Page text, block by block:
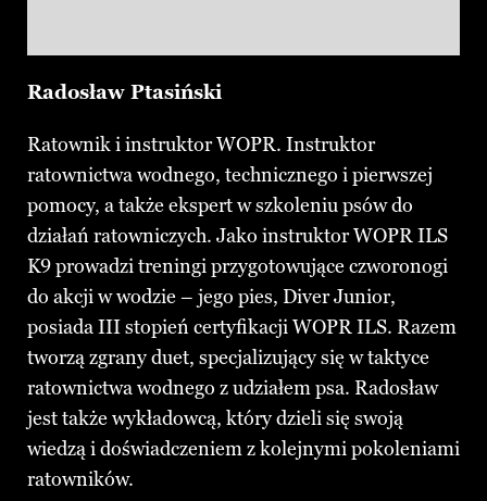
Radosław Ptasiński
Ratownik i instruktor WOPR. Instruktor
ratownictwa wodnego, technicznego i pierwszej
pomocy, a także ekspert w szkoleniu psów do
działań ratowniczych. Jako instruktor WOPR ILS
K9 prowadzi treningi przygotowujące czworonogi
do akcji w wodzie – jego pies, Diver Junior,
posiada III stopień certyfikacji WOPR ILS. Razem
tworzą zgrany duet, specjalizujący się w taktyce
ratownictwa wodnego z udziałem psa. Radosław
jest także wykładowcą, który dzieli się swoją
wiedzą i doświadczeniem z kolejnymi pokoleniami
ratowników.